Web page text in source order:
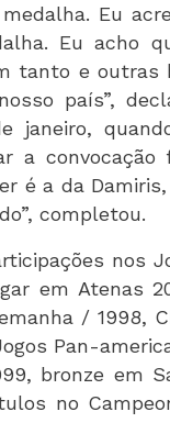
Eu
Eu acho
tanto e outras
país”,
janeiro,
a convocação
é a da
completou.
nos
em Atenas
/ 1998,
Pan-
bronze em
no